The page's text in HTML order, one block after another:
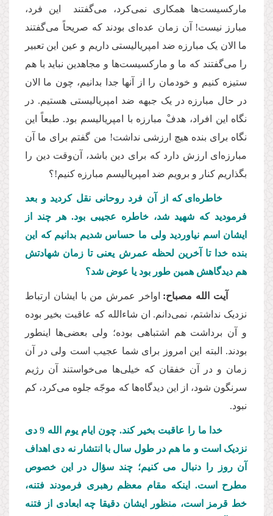
مارکسیستها همکاری نمیکرد، میگفتند این فرد،
مبارز نیست! آن زمان عده ای بودند که صریحاً میگفتند
ما الان یک مبارزه ضد امپریالیستی داریم و عین این تعبیر
را میگفتند که ما و مارکسیستها و مجاهدین نباید با هم
ستیزه کنیم و خودمان را از آنها جدا بدانیم، چون ما الان
در حال مبارزه در یک جبهه ضد امپریالیستی هستیم. در
نگاه این افراد، هدفْ مبارزه با امپریالیسم بود. طبعاً این
نگاه برای بنده هیچ ارزشی نداشت! من گفتم برای ما آن
مبارزه ای ارزش دارد که برای دین باشد، آنوقت دین را
بگذاریم کنار و برویم ضد امپریالیسم مبارزه کنیم!؟
خاطره ای که از آن فرد روحانی نقل کردید و بعد
فرمودید که شهید شد، خاطره عجیبی بود. هر چند از
ایشان اسم نیاوردید ولی ما حساس شدیم بدانیم که این
بنده خدا تا آخرین لحظه عمرش یعنی تا زمان شهادتش
هم دیدگاهش همین طور بود یا عوض شد؟
آیت الله مصباح: اواخر عمرش من با ایشان ارتباط
نزدیک نداشتم، نمیدانم. ان شاءالله که عاقبت بخیر بوده
و آن برداشت هم اشتباهی بوده؛ ولی بعضیها اینطور
بودند. البته این امروز برای شما عجیب است ولی در آن
زمان و در آن خفقان که خیلیها میخواستند آن رژیم
سرنگون شود، از این دیدگاهها که موجّه جلوه میکرد، کم
نبود.
خدا ما را عاقبت بخیر کند. چون ایام یوم الله 9 دی
نزدیک است و ما هم در طول سال با انتشار نه دی اهداف
آن روز را دنبال می کنیم؛ چند سؤال در این خصوص
مطرح است. اینکه مقام معظم رهبری فرمودند فتنه،
خط قرمز است، منظور ایشان دقیقا چه ابعادی از فتنه